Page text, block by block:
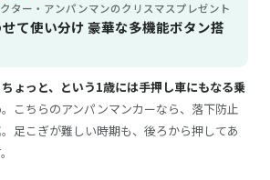
ター・アンパンマンのクリスマスプレゼント
て使い分け 豪華な多機能ボタン搭
ょっと、という1歳には手押し車にもなる乗
こちらのアンパンマンカーなら、落下防止
足こぎが難しい時期も、後ろから押してあ